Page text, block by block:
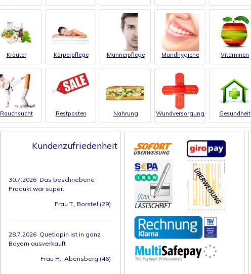
Kräuter Körperpflege Männerpflege Mundhygiene Vitaminen
Rauchsucht Restposten Nahrung Wundversorgung Gesundheit
Kundenzufriedenheit
30.7.2026 Das beschriebene
Produkt war super.
Frau T., Borstel (29)
28.7.2026 Quetiapin ist in ganz
Bayern ausverkauft
Frau H., Abensberg (46)